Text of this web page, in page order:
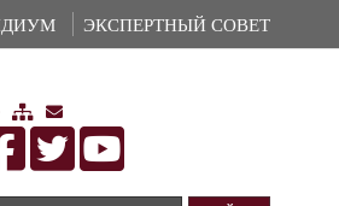
ЭКСПЕРТНЫЙ СОВЕТ